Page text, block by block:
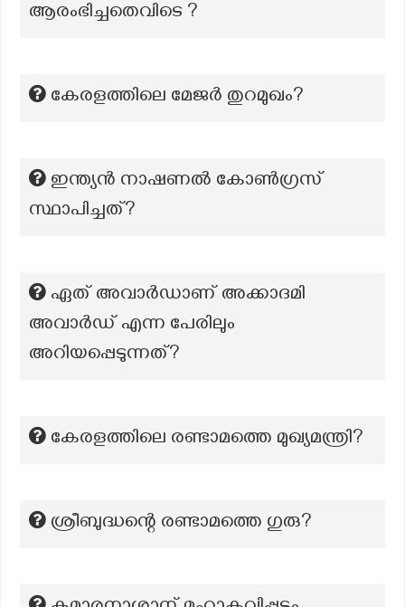
ആരംഭിച്ചതെവിടെ ?
കേരളത്തിലെ മേജർ തുറമുഖം?
ഇന്ത്യൻ നാഷണൽ കോൺഗ്രസ്
സ്ഥാപിച്ചത്?
ഏത് അവാർഡാണ് അക്കാദമി
അവാർഡ് എന്ന പേരിലും
അറിയപ്പെടുന്നത്?
കേരളത്തിലെ രണ്ടാമത്തെ മുഖ്യമന്ത്രി?
ശ്രീബുദ്ധന്റെ രണ്ടാമത്തെ ഗുരു?